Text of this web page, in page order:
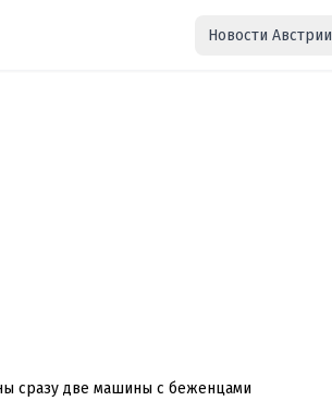
Новости Австрии
сразу две машины с беженцами